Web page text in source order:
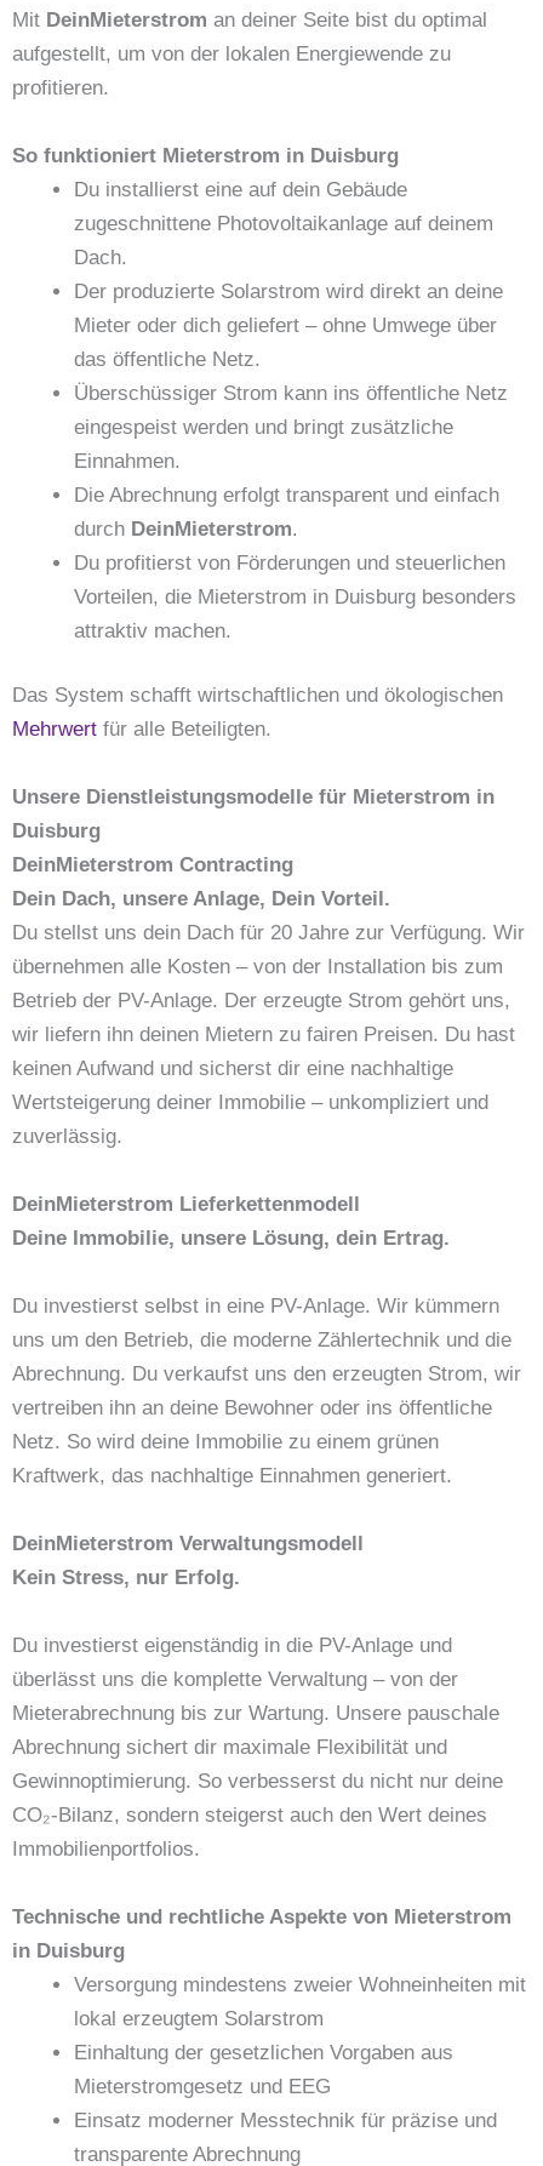
Mit DeinMieterstrom an deiner Seite bist du optimal
aufgestellt, um von der lokalen Energiewende zu
profitieren.
So funktioniert Mieterstrom in Duisburg
Du installierst eine auf dein Gebäude
zugeschnittene Photovoltaikanlage auf deinem
Dach.
Der produzierte Solarstrom wird direkt an deine
Mieter oder dich geliefert – ohne Umwege über
das öffentliche Netz.
Überschüssiger Strom kann ins öffentliche Netz
eingespeist werden und bringt zusätzliche
Einnahmen.
Die Abrechnung erfolgt transparent und einfach
durch DeinMieterstrom.
Du profitierst von Förderungen und steuerlichen
Vorteilen, die Mieterstrom in Duisburg besonders
attraktiv machen.
Das System schafft wirtschaftlichen und ökologischen
Mehrwert für alle Beteiligten.
Unsere Dienstleistungsmodelle für Mieterstrom in
Duisburg
DeinMieterstrom Contracting
Dein Dach, unsere Anlage, Dein Vorteil.
Du stellst uns dein Dach für 20 Jahre zur Verfügung. Wir
übernehmen alle Kosten – von der Installation bis zum
Betrieb der PV-Anlage. Der erzeugte Strom gehört uns,
wir liefern ihn deinen Mietern zu fairen Preisen. Du hast
keinen Aufwand und sicherst dir eine nachhaltige
Wertsteigerung deiner Immobilie – unkompliziert und
zuverlässig.
DeinMieterstrom Lieferkettenmodell
Deine Immobilie, unsere Lösung, dein Ertrag.
Du investierst selbst in eine PV-Anlage. Wir kümmern
uns um den Betrieb, die moderne Zählertechnik und die
Abrechnung. Du verkaufst uns den erzeugten Strom, wir
vertreiben ihn an deine Bewohner oder ins öffentliche
Netz. So wird deine Immobilie zu einem grünen
Kraftwerk, das nachhaltige Einnahmen generiert.
DeinMieterstrom Verwaltungsmodell
Kein Stress, nur Erfolg.
Du investierst eigenständig in die PV-Anlage und
überlässt uns die komplette Verwaltung – von der
Mieterabrechnung bis zur Wartung. Unsere pauschale
Abrechnung sichert dir maximale Flexibilität und
Gewinnoptimierung. So verbesserst du nicht nur deine
CO₂-Bilanz, sondern steigerst auch den Wert deines
Immobilienportfolios.
Technische und rechtliche Aspekte von Mieterstrom
in Duisburg
Versorgung mindestens zweier Wohneinheiten mit
lokal erzeugtem Solarstrom
Einhaltung der gesetzlichen Vorgaben aus
Mieterstromgesetz und EEG
Einsatz moderner Messtechnik für präzise und
transparente Abrechnung